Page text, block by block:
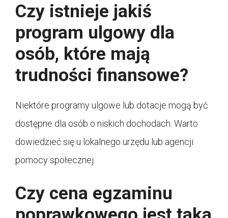
Czy istnieje jakiś
program ulgowy dla
osób, które mają
trudności finansowe?
Niektóre programy ulgowe lub dotacje mogą być
dostępne dla osób o niskich dochodach. Warto
dowiedzieć się u lokalnego urzędu lub agencji
pomocy społecznej.
Czy cena egzaminu